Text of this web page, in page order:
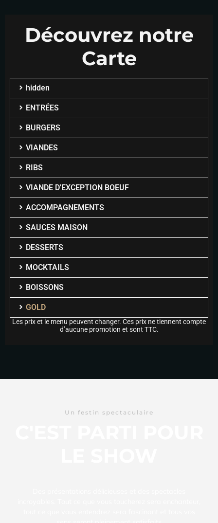
Découvrez notre
Carte
hidden
ENTRÉES
BURGERS
VIANDES
RIBS
VIANDE D'EXCEPTION BOEUF
ACCOMPAGNEMENTS
SAUCES MAISON
DESSERTS
MOCKTAILS
BOISSONS
GOLD
Les prix et le menu peuvent changer. Ces prix ne tiennent compte
d’aucune promotion et sont TTC.
Un festin spectaculaire